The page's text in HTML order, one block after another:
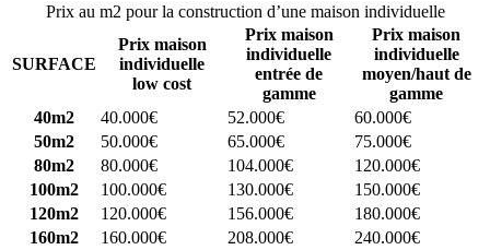
Prix au m2 pour la construction d’une maison individuelle
SURFACE
Prix maison
individuelle
low cost
Prix maison
individuelle
entrée de
gamme
Prix maison
individuelle
moyen/haut de
gamme
40m2
40.000€ 52.000€
60.000€
50m2
50.000€ 65.000€
75.000€
80m2
80.000€ 104.000€
120.000€
100m2
100.000€ 130.000€
150.000€
120m2
120.000€ 156.000€
180.000€
160m2
160.000€ 208.000€
240.000€